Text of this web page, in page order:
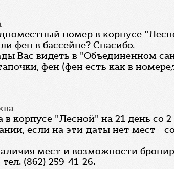
номер в корпусе
фен в бассейне? Спасибо.
Вас видеть в "Объединенном
фен (фен есть как в
"Лесной" на 21 день со
если на эти даты нет мест -
мест и возможности
(862) 259-41-26.